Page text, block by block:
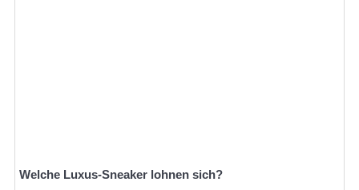
Welche Luxus-Sneaker lohnen sich?